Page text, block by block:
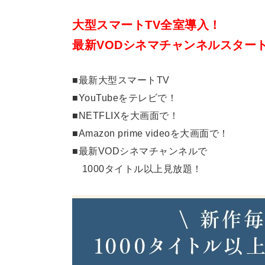
大型スマートTV全室導入！
最新VODシネマチャンネルスター
■最新大型スマートTV
■YouTubeをテレビで！
■NETFLIXを大画面で！
■Amazon prime videoを大画面で！
■最新VODシネマチャンネルで
1000タイトル以上見放題！